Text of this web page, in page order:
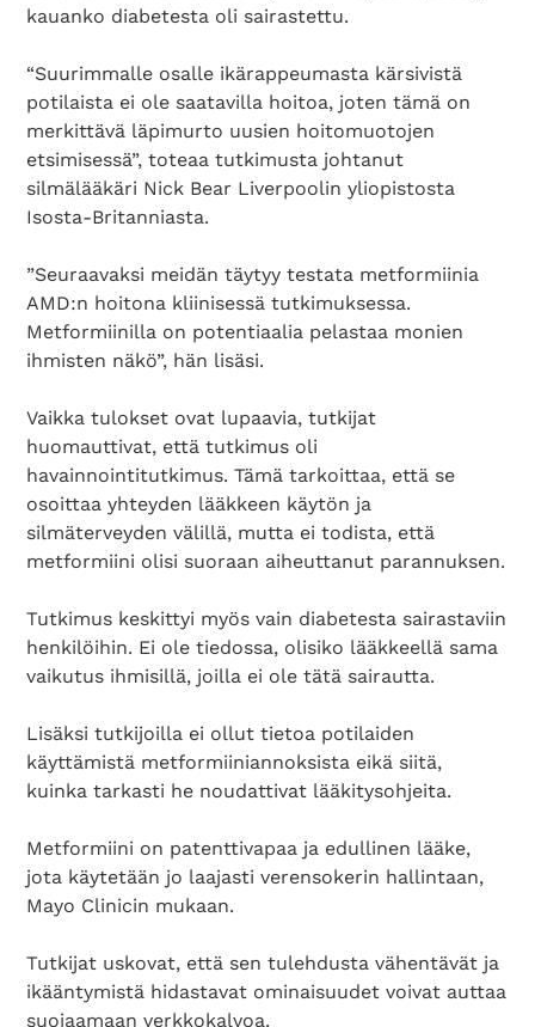
kauanko diabetesta oli sairastettu.
“Suurimmalle osalle ikärappeumasta kärsivistä
potilaista ei ole saatavilla hoitoa, joten tämä on
merkittävä läpimurto uusien hoitomuotojen
etsimisessä”, toteaa tutkimusta johtanut
silmälääkäri Nick Bear Liverpoolin yliopistosta
Isosta-Britanniasta.
”Seuraavaksi meidän täytyy testata metformiinia
AMD:n hoitona kliinisessä tutkimuksessa.
Metformiinilla on potentiaalia pelastaa monien
ihmisten näkö”, hän lisäsi.
Vaikka tulokset ovat lupaavia, tutkijat
huomauttivat, että tutkimus oli
havainnointitutkimus. Tämä tarkoittaa, että se
osoittaa yhteyden lääkkeen käytön ja
silmäterveyden välillä, mutta ei todista, että
metformiini olisi suoraan aiheuttanut parannuksen.
Tutkimus keskittyi myös vain diabetesta sairastaviin
henkilöihin. Ei ole tiedossa, olisiko lääkkeellä sama
vaikutus ihmisillä, joilla ei ole tätä sairautta.
Lisäksi tutkijoilla ei ollut tietoa potilaiden
käyttämistä metformiiniannoksista eikä siitä,
kuinka tarkasti he noudattivat lääkitysohjeita.
Metformiini on patenttivapaa ja edullinen lääke,
jota käytetään jo laajasti verensokerin hallintaan,
Mayo Clinicin mukaan.
Tutkijat uskovat, että sen tulehdusta vähentävät ja
ikääntymistä hidastavat ominaisuudet voivat auttaa
suojaamaan verkkokalvoa.